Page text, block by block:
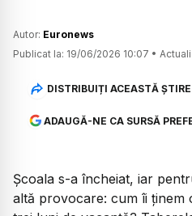
Autor: Euronews
Publicat la: 19/06/2026 10:07 •
DISTRIBUIȚI ACEASTĂ ȘTIRE
ADAUGĂ-NE CA SURSĂ
Școala s-a încheiat, iar
altă provocare: cum îi ținem